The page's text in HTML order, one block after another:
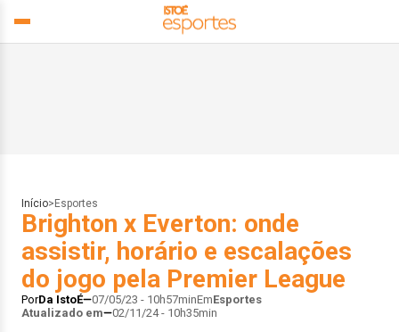
Início> Esportes
Brighton x Everton: onde
assistir, horário e escalações
do jogo pela Premier League
PorDa IstoÉ 07/05/23 - 10h57minEmEsportes
Atualizado em
02/11/24 - 10h35min